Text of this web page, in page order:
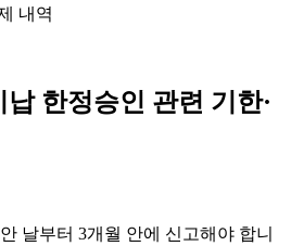
내역
한정승인 관련 기한·
날부터 3개월 안에 신고해야 합니